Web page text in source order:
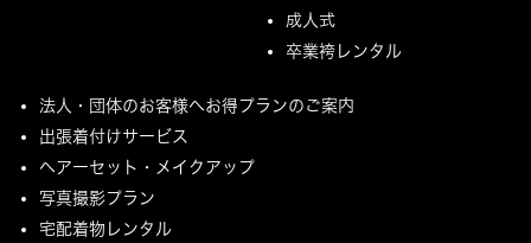
成人式
卒業袴レンタル
法人・団体のお客様へお得プランのご案内
出張着付けサービス
ヘアーセット・メイクアップ
写真撮影プラン
宅配着物レンタル